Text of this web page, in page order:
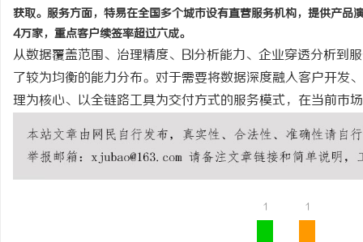
获取。服务方面，特易在全国多个城市设有直营服务机构，提供产
4万家，重点客户续签率超过六成。
从数据覆盖范围、治理精度、
BI分析能力、企业穿透分析到
了较为均衡的能力分布。对于需要将数据深度融入客户开发
理为核心、以全链路工具为交付方式的服务模式，在当前市
1 1